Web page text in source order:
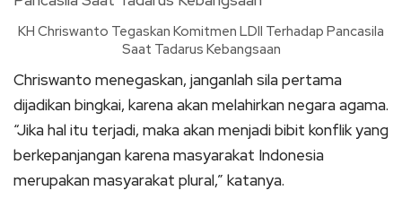
KH Chriswanto Tegaskan Komitmen LDII Terhadap Pancasila
Saat Tadarus Kebangsaan
Chriswanto menegaskan, janganlah sila pertama
dijadikan bingkai, karena akan melahirkan negara agama.
“Jika hal itu terjadi, maka akan menjadi bibit konflik yang
berkepanjangan karena masyarakat Indonesia
merupakan masyarakat plural,” katanya.